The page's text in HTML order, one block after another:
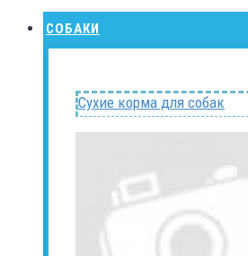
СОБАКИ
Сухие корма для собак